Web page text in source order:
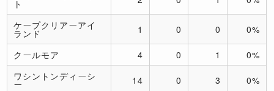
ト
ケープクリアーアイ
ランド 1 0 0 0%
クールモア 4 0 1
0%
ワシントンディーシ
ー 14 0 3 0%